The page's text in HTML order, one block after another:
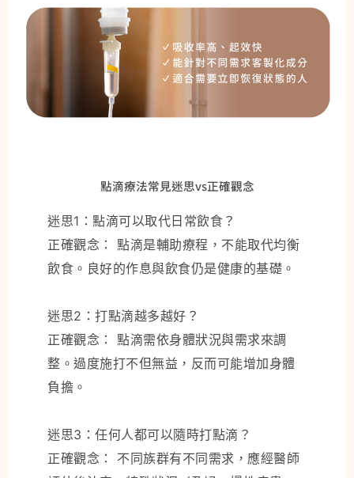
點滴療法常見迷思vs正確觀念
迷思1：點滴可以取代日常飲食？
正確觀念： 點滴是輔助療程，不能取代均衡
飲食。良好的作息與飲食仍是健康的基礎。
迷思2：打點滴越多越好？
正確觀念： 點滴需依身體狀況與需求來調
整。過度施打不但無益，反而可能增加身體
負擔。
迷思3：任何人都可以隨時打點滴？
正確觀念： 不同族群有不同需求，應經醫師